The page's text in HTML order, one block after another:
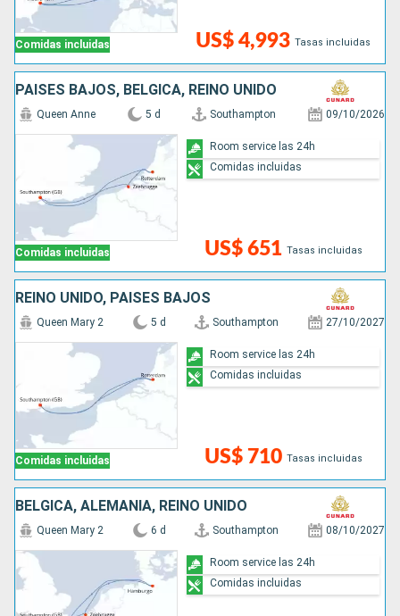
Comidas incluidas US$ 4,993 Tasas incluidas
PAISES BAJOS, BÉLGICA, REINO UNIDO
Comidas incluidas
Queen Anne 5 d Southampton 09/10/2026
US$ 651 Tasas incluidas
Room service las 24h
Comidas incluidas
REINO UNIDO, PAISES BAJOS
Comidas incluidas
Queen Mary 2 5 d Southampton 27/10/2027
US$ 710 Tasas incluidas
Room service las 24h
Comidas incluidas
BÉLGICA, ALEMANIA, REINO UNIDO
Queen Mary 2 6 d Southampton 08/10/2027
Room service las 24h
Comidas incluidas